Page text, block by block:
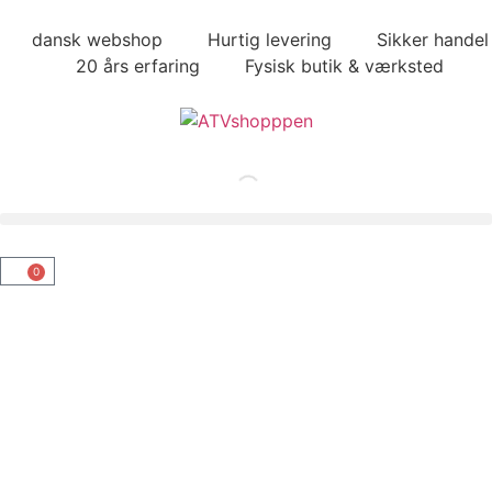
dansk webshop Hurtig levering
Sikker handel
20 års erfaring
Fysisk butik & værksted
0